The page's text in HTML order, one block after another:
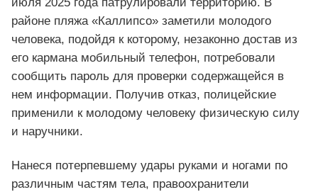
районе пляжа «Каллипсо» заметили молодого
человека, подойдя к которому, незаконно достав из
его кармана мобильный телефон, потребовали
сообщить пароль для проверки содержащейся в
нем информации. Получив отказ, полицейские
применили к молодому человеку физическую силу
и наручники.
Нанеся потерпевшему удары руками и ногами по
различным частям тела, правоохранители